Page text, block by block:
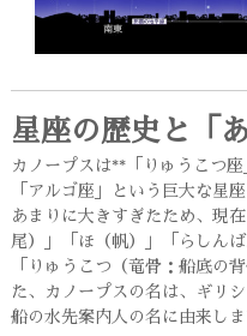
星座の歴史と「
カノープスは**「りゅうこつ
「アルゴ座」という巨大な星
あまりに大きすぎたため、現
尾）」「ほ（帆）」「らしんば
「りゅうこつ（竜骨：船底の
た、カノープスの名は、ギリ
船の水先案内人の名に由来しま